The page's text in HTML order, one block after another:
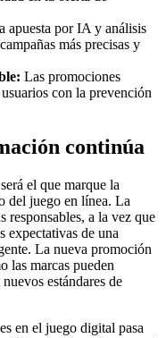
apuesta por IA y análisis
más precisas y
Las promociones
con la prevención
continúa
el que marque la
del juego en línea. La
responsables, a la vez que
expectativas de una
La nueva promoción
las marcas pueden
estándares de
en el juego digital pasa